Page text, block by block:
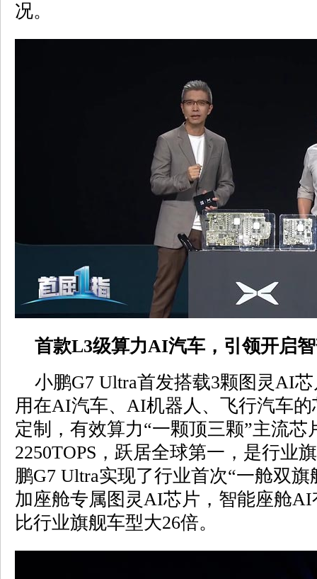
况。
首款L3级算力AI汽车，引领开启
小鹏G7 Ultra首发搭载3颗图灵AI
用在AI汽车、AI机器人、飞行汽车
定制，有效算力“一颗顶三颗”主流
2250TOPS，跃居全球第一，是行业
鹏G7 Ultra实现了行业首次“一舱双
加座舱专属图灵AI芯片，智能座舱AI
比行业旗舰车型大26倍。